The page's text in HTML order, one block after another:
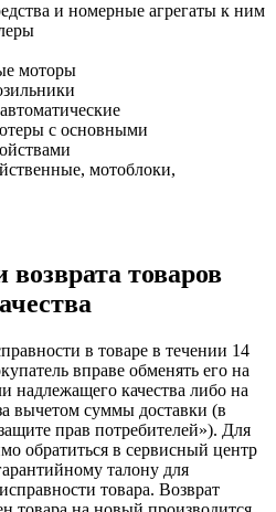
и номерные агрегаты к ним
моторы
с основными
мотоблоки,
товаров
в товаре в течении 14
вправе обменять его на
надлежащего качества либо на
вычетом суммы доставки (в
прав потребителей»). Для
обратиться в сервисный центр
талону для
товара. Возврат